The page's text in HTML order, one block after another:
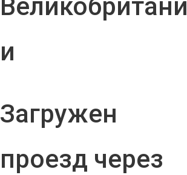
Великобритани
и
Загружен
проезд через